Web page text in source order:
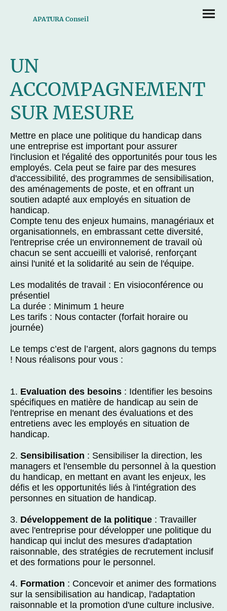
APATURA Conseil
UN
ACCOMPAGNEMENT
SUR MESURE
Mettre en place une politique du handicap dans
une entreprise est important pour assurer
l'inclusion et l'égalité des opportunités pour tous les
employés. Cela peut se faire par des mesures
d'accessibilité, des programmes de sensibilisation,
des aménagements de poste, et en offrant un
soutien adapté aux employés en situation de
handicap.
Compte tenu des enjeux humains, managériaux et
organisationnels, en embrassant cette diversité,
l'entreprise crée un environnement de travail où
chacun se sent accueilli et valorisé, renforçant
ainsi l'unité et la solidarité au sein de l'équipe.
Les modalités de travail : En visioconférence ou
présentiel
La durée : Minimum 1 heure
Les tarifs : Nous contacter (forfait horaire ou
journée)
Le temps c’est de l’argent, alors gagnons du temps
! Nous réalisons pour vous :
1. Evaluation des besoins : Identifier les besoins
spécifiques en matière de handicap au sein de
l'entreprise en menant des évaluations et des
entretiens avec les employés en situation de
handicap.
2. Sensibilisation : Sensibiliser la direction, les
managers et l'ensemble du personnel à la question
du handicap, en mettant en avant les enjeux, les
défis et les opportunités liés à l'intégration des
personnes en situation de handicap.
3. Développement de la politique : Travailler
avec l'entreprise pour développer une politique du
handicap qui inclut des mesures d'adaptation
raisonnable, des stratégies de recrutement inclusif
et des formations pour le personnel.
4. Formation : Concevoir et animer des formations
sur la sensibilisation au handicap, l'adaptation
raisonnable et la promotion d'une culture inclusive.